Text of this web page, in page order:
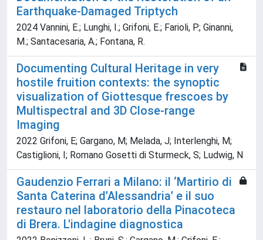
Earthquake-Damaged Triptych
2024 Vannini, E.; Lunghi, I.; Grifoni, E.; Farioli, P.; Ginanni,
M.; Santacesaria, A.; Fontana, R.
Documenting Cultural Heritage in very
hostile fruition contexts: the synoptic
visualization of Giottesque frescoes by
Multispectral and 3D Close-range
Imaging
2022 Grifoni, E; Gargano, M; Melada, J; Interlenghi, M;
Castiglioni, I; Romano Gosetti di Sturmeck, S; Ludwig, N
Gaudenzio Ferrari a Milano: il ‘Martirio di
Santa Caterina d’Alessandria’ e il suo
restauro nel laboratorio della Pinacoteca
di Brera. L'indagine diagnostica